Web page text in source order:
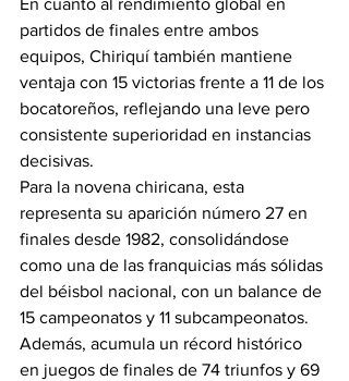
En cuanto al rendimiento global en
partidos de finales entre ambos
equipos, Chiriquí también mantiene
ventaja con 15 victorias frente a 11 de los
bocatoreños, reflejando una leve pero
consistente superioridad en instancias
decisivas.
Para la novena chiricana, esta
representa su aparición número 27 en
finales desde 1982, consolidándose
como una de las franquicias más sólidas
del béisbol nacional, con un balance de
15 campeonatos y 11 subcampeonatos.
Además, acumula un récord histórico
en juegos de finales de 74 triunfos y 69